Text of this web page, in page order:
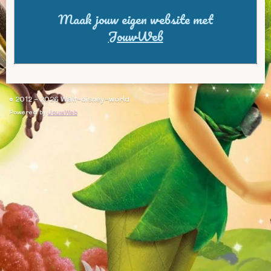
Maak jouw eigen website met
JouwWeb
© 2012 - 2026 Walt-disney-world
Powered by JouwWeb